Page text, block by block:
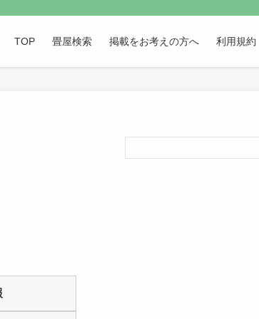
TOP 畳屋検索 掲載をお考えの方へ 利用規約